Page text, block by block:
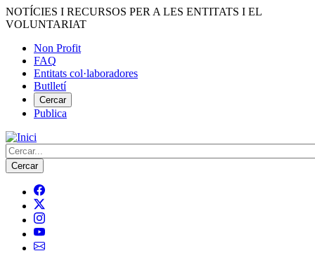
Vés
al
NOTÍCIES I RECURSOS PER A LES ENTITATS I EL
VOLUNTARIAT
Menú
del
compte
d'usuari
Non Profit
FAQ
Entitats col·laboradores
Butlletí
Cercar
Publica
Cerca